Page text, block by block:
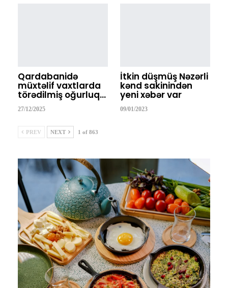
Qardabanidə
müxtəlif vaxtlarda
törədilmiş oğurluq…
27/12/2025
İtkin düşmüş Nəzərli
kənd sakinindən
yeni xəbər var
09/01/2023
PREV NEXT 1 of 863